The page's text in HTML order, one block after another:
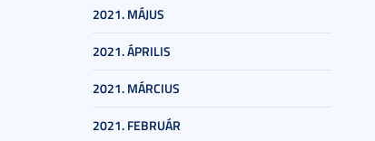
2021. MÁJUS
2021. ÁPRILIS
2021. MÁRCIUS
2021. FEBRUÁR